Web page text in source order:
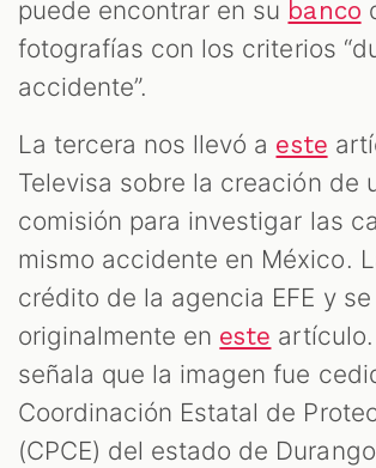
puede encontrar en su banco
fotografías con los criterios
accidente”.
La tercera nos llevó a este
Televisa sobre la creación de
comisión para investigar las
mismo accidente en México.
crédito de la agencia EFE y
originalmente en este
señala que la imagen fue
Coordinación Estatal de
(CPCE) del estado de